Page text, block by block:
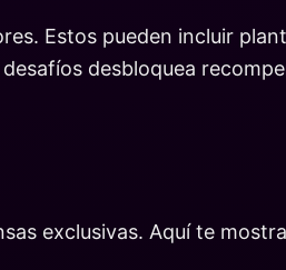
Estos pueden incluir
desbloquea
exclusivas. Aquí te